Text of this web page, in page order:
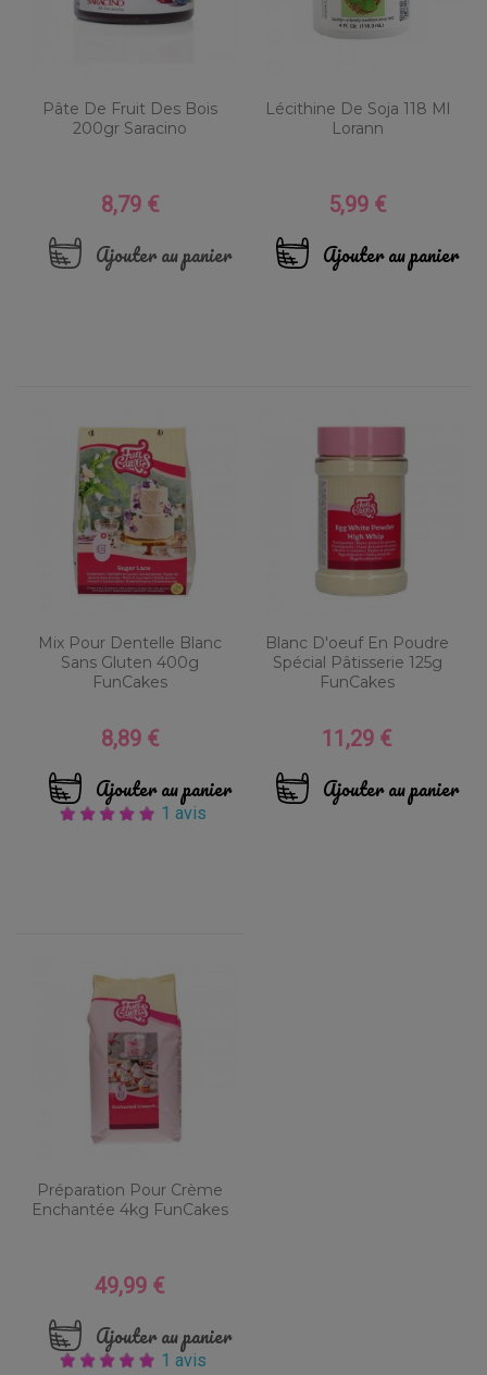
Pâte De Fruit Des Bois
200gr Saracino
Prix
8,79 €
Ajouter au panier
Lécithine De Soja 118 Ml
Lorann
Prix
5,99 €
Ajouter au panier
Mix Pour Dentelle Blanc
Sans Gluten 400g
FunCakes
Prix
8,89 €
Ajouter au panier
1 avis
Blanc D'oeuf En Poudre
Spécial Pâtisserie 125g
FunCakes
Prix
11,29 €
Ajouter au panier
Préparation Pour Crème
Enchantée 4kg FunCakes
Prix
49,99 €
Ajouter au panier
1 avis